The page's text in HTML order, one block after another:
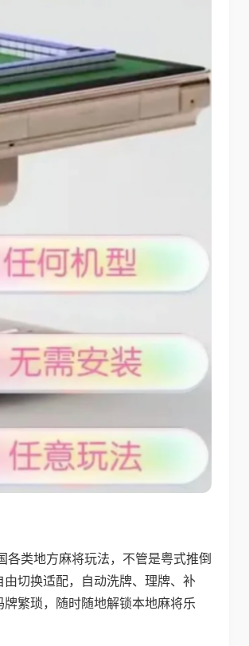
各类地方麻将玩法，不管是粤式推倒
切换适配，自动洗牌、理牌、补
繁琐，随时随地解锁本地麻将乐